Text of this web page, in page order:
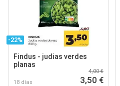
-22%
Findus - judias verdes
planas
18 días
4,00 €
3,50 €